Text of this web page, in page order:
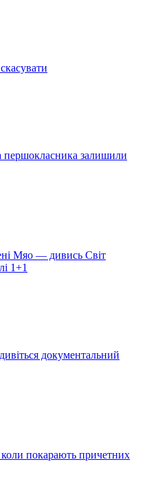
першокласника залишили
Мяо — дивись Світ
1+1
документальний
покарають причетних